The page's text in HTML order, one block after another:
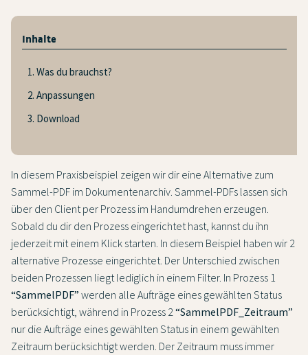
Inhalte
1. Was du brauchst?
2. Anpassungen
3. Download
In diesem Praxisbeispiel zeigen wir dir eine Alternative zum
Sammel-PDF im Dokumentenarchiv. Sammel-PDFs lassen sich
über den Client per Prozess im Handumdrehen erzeugen.
Sobald du dir den Prozess eingerichtet hast, kannst du ihn
jederzeit mit einem Klick starten. In diesem Beispiel haben wir 2
alternative Prozesse eingerichtet. Der Unterschied zwischen
beiden Prozessen liegt lediglich in einem Filter. In Prozess 1
“SammelPDF” werden alle Aufträge eines gewählten Status
berücksichtigt, während in Prozess 2“SammelPDF_Zeitraum”
nur die Aufträge eines gewählten Status in einem gewählten
Zeitraum berücksichtigt werden. Der Zeitraum muss immer